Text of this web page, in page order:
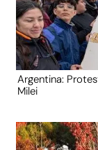
Argentina:
Milei